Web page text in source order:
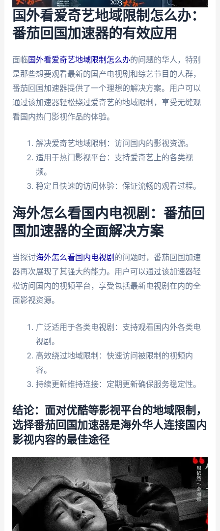
国外看爱奇艺地域限制怎么办：
番茄回国加速器的有效应用
面临国外看爱奇艺地域限制怎么办的问题的华人，特别
是那些想要观看最新的国产电视剧和综艺节目的人群，
番茄回国加速器提供了一个理想的解决方案。用户可以
通过该加速器轻松绕过爱奇艺的地域限制，享受无缝观
看国内热门影视作品的体验。
解决爱奇艺地域限制：访问国内的影视资源。
适用于热门影视平台：支持爱奇艺上的各类视
频。
稳定且快速的访问体验：保证流畅的观看过程。
海外怎么看国内电视剧：番茄回
国加速器的全面解决方案
当探讨海外怎么看国内电视剧 的问题时，番茄回国加速
器再次展现了其强大的能力。用户可以通过该加速器轻
松访问国内的视频平台，享受包括最新电视剧在内的全
面影视资源。
广泛适用于各类电视剧：支持观看国内外各类电
视剧。
高效绕过地域限制：快速访问被限制的视频内
容。
持续更新维持连接：定期更新确保服务稳定性。
结论：面对优酷等影视平台的地域限制，
选择番茄回国加速器是海外华人连接国内
影视内容的最佳途径